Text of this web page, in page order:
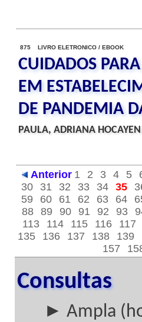
875 LIVRO ELETRONICO / EBOOK
CUIDADOS
EM
DE PANDEMIA
PAULA, ADRIANA
Anterior 1 2 3 4 5
30
31 32 33 34 35
59
60 61 62 63 64
88 89 90 91 92 93
113
114 115 116 117
135
136 137 138 139
157
Consultas
► Ampla